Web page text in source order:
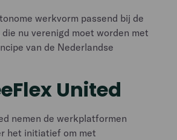
werkvorm passend bij de
nu verenigd moet worden met
van de Nederlandse
United
nemen de werkplatformen
het initiatief om met